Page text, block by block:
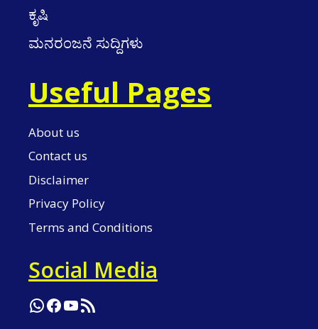
ಕೃಷಿ
ಮನರಂಜನೆ ಸುದ್ದಿಗಳು
Useful Pages
About us
Contact us
Disclaimer
Privacy Policy
Terms and Conditions
Social Media
WhatsApp
Facebook
YouTube
RSS Feed